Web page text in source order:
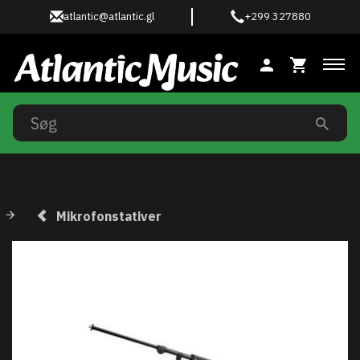
atlantic@atlantic.gl +299 327880
Mikrofonstativer